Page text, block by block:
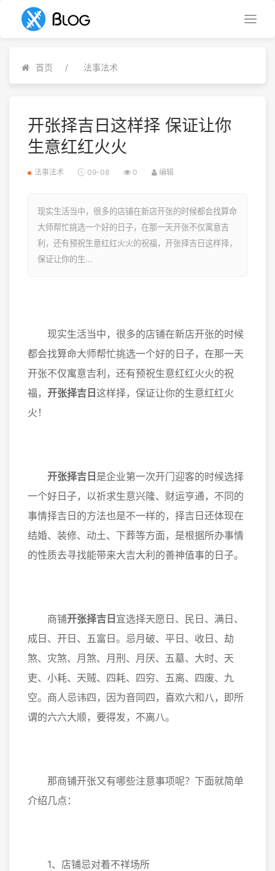
首页 法事法术
开张择吉日这样择 保证让你
生意红红火火
法事法术 09-08 0 编辑
现实生活当中，很多的店铺在新店开张的时候都会找算命
大师帮忙挑选一个好的日子，在那一天开张不仅寓意吉
利，还有预祝生意红红火火的祝福，开张择吉日这样择，
保证让你的生...
现实生活当中，很多的店铺在新店开张的时候
都会找算命大师帮忙挑选一个好的日子，在那一天
开张不仅寓意吉利，还有预祝生意红红火火的祝
福， 开张择吉日 这样择，保证让你的生意红红火
火！
开张择吉日 是企业第一次开门迎客的时候选择
一个好日子，以祈求生意兴隆、财运亨通，不同的
事情择吉日的方法也是不一样的，择吉日还体现在
结婚、装修、动土、下葬等方面，是根据所办事情
的性质去寻找能带来大吉大利的善神值事的日子。
商铺开张择吉日 宜选择天愿日、民日、满日、
成日、开日、五富日。忌月破、平日、收日、劫
煞、灾煞、月煞、月刑、月厌、五墓、大时、天
吏、小耗、天贼、四耗、四穷、五离、四废、九
空。商人忌讳四，因为音同四，喜欢六和八，即所
谓的六六大顺，要得发，不离八。
那商铺开张又有哪些注意事项呢？下面就简单
介绍几点：
1、店铺忌对着不祥场所